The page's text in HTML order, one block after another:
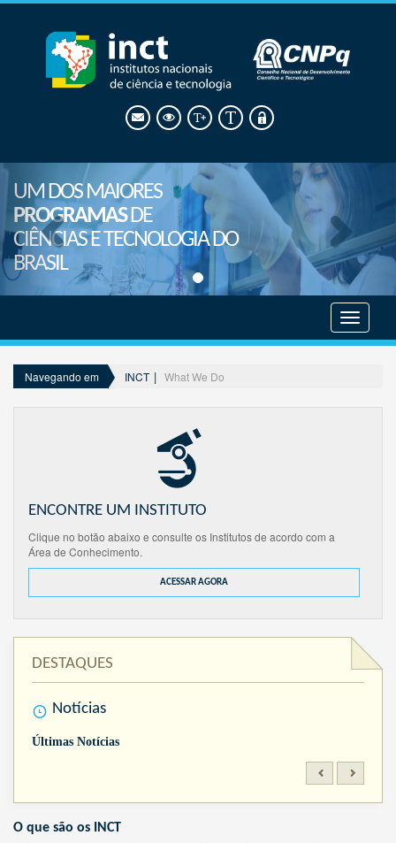
UM DOS MAIORES
PROGRAMASDE
CIÊNCIAS E TECNOLOGIA DO
BRASIL
menu
Navegando em INCT What We Do
ENCONTRE UM INSTITUTO
Clique no botão abaixo e consulte os Institutos de acordo com a
Área de Conhecimento.
ACESSAR AGORA
DESTAQUES
Notícias
Últimas Notícias
O que são os INCT